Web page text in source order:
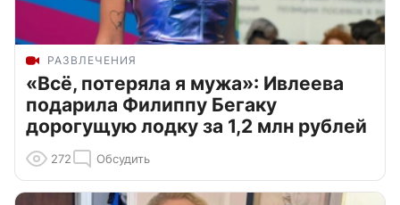
РАЗВЛЕЧЕНИЯ
«Всё, потеряла я мужа»: Ивлеева
подарила Филиппу Бегаку
дорогущую лодку за 1,2 млн рублей
272 Обсудить